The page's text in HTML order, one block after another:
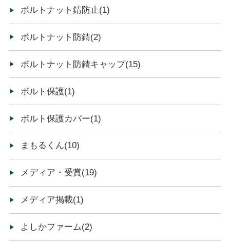
ボルトナット錆防止(1)
ボルトナット防錆(2)
ボルトナット防錆キャップ(15)
ボルト保護(1)
ボルト保護カバー(1)
まもるくん(10)
メディア・受賞(19)
メディア掲載(1)
よしかファーム(2)